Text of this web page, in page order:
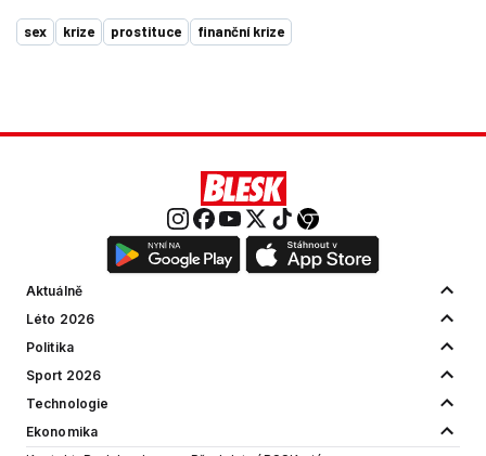
sex krize prostituce finanční krize
Aktuálně
Léto 2026
Politika
Sport 2026
Technologie
Ekonomika